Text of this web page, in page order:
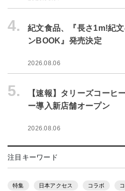
4.
紀文食品、『長さ1m!紀
ンBOOK』発売決定
2026.08.06
5.
【速報】タリーズコーヒ
ー導入新店舗オープン
2026.08.06
注目キーワード
特集 日本アクセス コラボ